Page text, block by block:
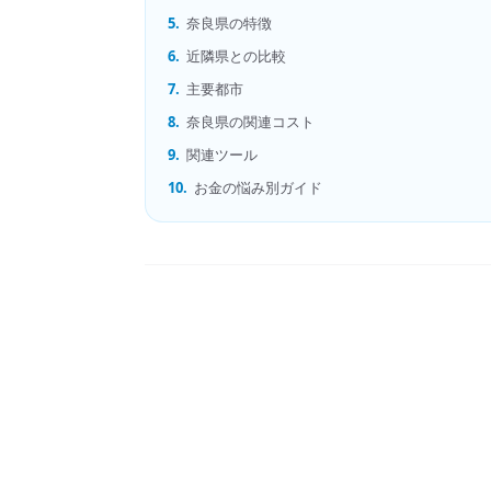
5. 奈良県の特徴
6. 近隣県との比較
7. 主要都市
8. 奈良県の関連コスト
9. 関連ツール
10. お金の悩み別ガイド